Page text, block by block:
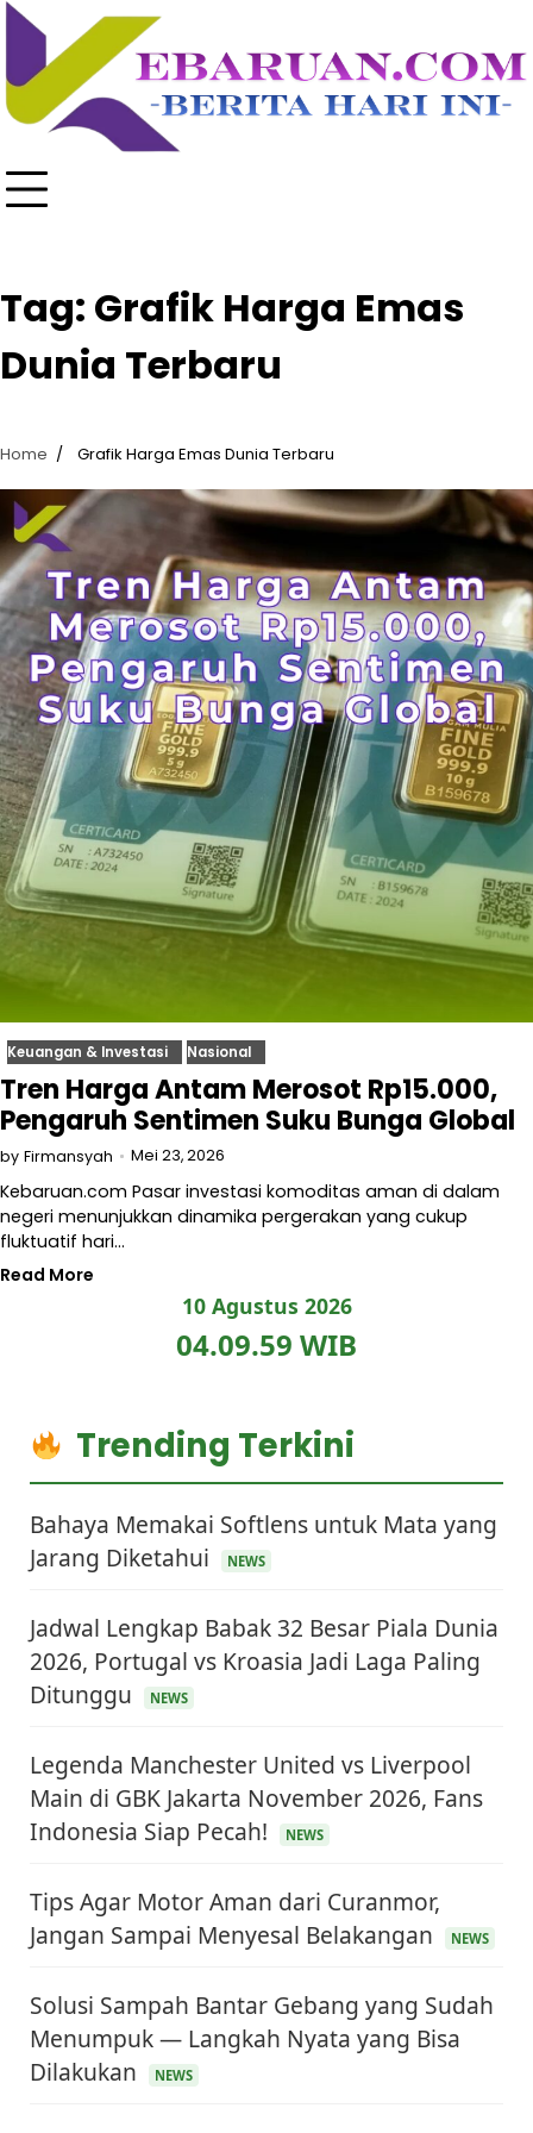
Skip
content
Tag: Grafik Harga Emas
Dunia Terbaru
Home Grafik Harga Emas Dunia Terbaru
Keuangan & Investasi Nasional
Tren Harga Antam Merosot Rp15.000,
Pengaruh Sentimen Suku Bunga Global
by Firmansyah Mei 23, 2026
Kebaruan.com Pasar investasi komoditas aman di dalam
negeri menunjukkan dinamika pergerakan yang cukup
fluktuatif hari…
Read More
10 Agustus 2026
04.09.59 WIB
Trending Terkini
Bahaya Memakai Softlens untuk Mata yang
Jarang Diketahui
NEWS
Jadwal Lengkap Babak 32 Besar Piala Dunia
2026, Portugal vs Kroasia Jadi Laga Paling
Ditunggu
NEWS
Legenda Manchester United vs Liverpool
Main di GBK Jakarta November 2026, Fans
Indonesia Siap Pecah!
NEWS
Tips Agar Motor Aman dari Curanmor,
Jangan Sampai Menyesal Belakangan
NEWS
Solusi Sampah Bantar Gebang yang Sudah
Menumpuk — Langkah Nyata yang Bisa
Dilakukan
NEWS